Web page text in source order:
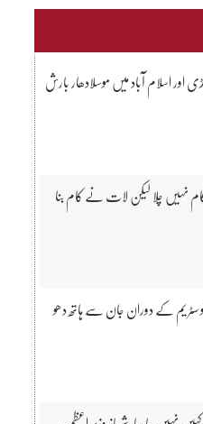
اور اسلام آباد میں موسلادھار بارش
نہیں چلا لیکن لات نے کام بنا
سٹریم کے دوران جان سے ہاتھ دھو